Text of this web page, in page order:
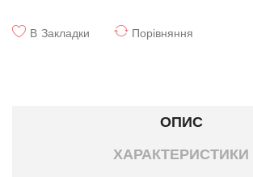
В Закладки Порівняння
ОПИС
ХАРАКТЕРИСТИКИ